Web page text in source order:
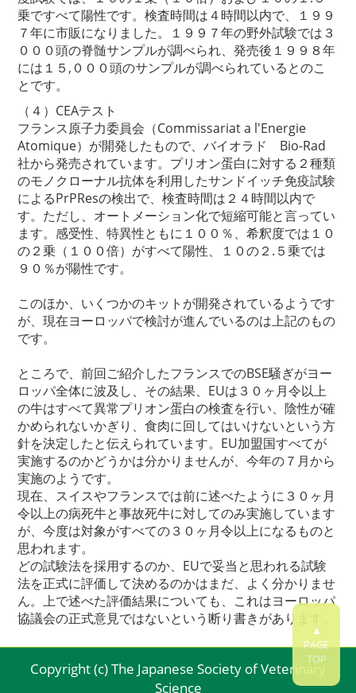
▲
PAGE
TOP
乗ですべて陽性です。検査時間は４時間以内で、１９９
７年に市販になりました。１９９７年の野外試験では３
０００頭の脊髄サンプルが調べられ、発売後１９９８年
には１５,０００頭のサンプルが調べられているとのこ
とです。
（４）CEAテスト
フランス原子力委員会（Commissariat a l'Energie
Atomique）が開発したもので、バイオラド Bio-Rad
社から発売されています。プリオン蛋白に対する２種類
のモノクローナル抗体を利用したサンドイッチ免疫試験
によるPrPResの検出で、検査時間は２４時間以内で
す。ただし、オートメーション化で短縮可能と言ってい
ます。感受性、特異性ともに１００％、希釈度では１０
の２乗（１００倍）がすべて陽性、１０の２.５乗では
９０％が陽性です。
このほか、いくつかのキットが開発されているようです
が、現在ヨーロッパで検討が進んでいるのは上記のもの
です。
ところで、前回ご紹介したフランスでのBSE騒ぎがヨー
ロッパ全体に波及し、その結果、EUは３０ヶ月令以上
の牛はすべて異常プリオン蛋白の検査を行い、陰性が確
かめられないかぎり、食肉に回してはいけないという方
針を決定したと伝えられています。EU加盟国すべてが
実施するのかどうかは分かりませんが、今年の７月から
実施のようです。
現在、スイスやフランスでは前に述べたように３０ヶ月
令以上の病死牛と事故死牛に対してのみ実施しています
が、今度は対象がすべての３０ヶ月令以上になるものと
思われます。
どの試験法を採用するのか、EUで妥当と思われる試験
法を正式に評価して決めるのかはまだ、よく分かりませ
ん。上で述べた評価結果についても、これはヨーロッパ
協議会の正式意見ではないという断り書きがあります。
Copyright (c) The Japanese Society of Veterinary
Science